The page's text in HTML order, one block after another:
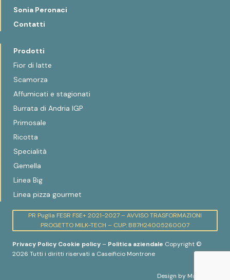
Sonia Peronaci
Contatti
Prodotti
Fior di latte
Scamorza
Affumicati e stagionati
Burrata di Andria IGP
Primosale
Ricotta
Specialità
Gemella
Linea Big
Linea pizza gourmet
PR Puglia FESR FSE+ 2021-2027 – AVVISO TRASFORMAZIONI
PROGETTO MILK-TECH – CUP: B87H24005260007
Privacy Policy Cookie policy – Politica aziendale Copyright ©
2026 Tutti i diritti riservati a Caseificio Montrone
Design by Mad Fever